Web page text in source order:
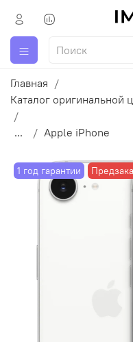
Главная
Каталог оригинальной
... Apple iPhone
1 год гарантии